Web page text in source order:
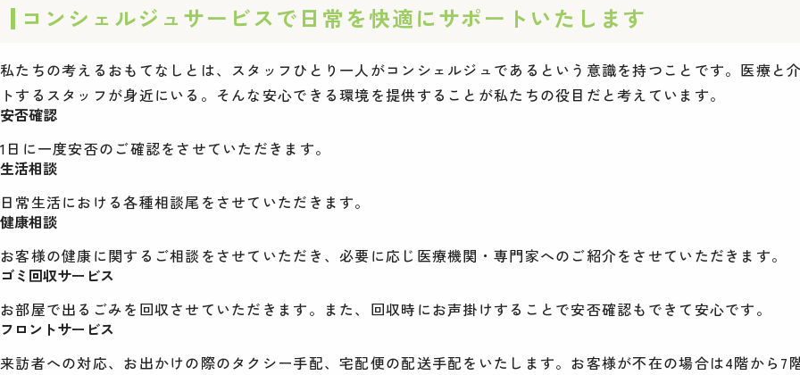
コンシェルジュサービスで日常を快適にサポートいたします
私たちの考えるおもてなしとは、スタッフひとり一人がコンシェルジュであるという意識を持つことです。医療と
トするスタッフが身近にいる。そんな安心できる環境を提供することが私たちの役目だと考えています。
安否確認
1日に一度安否のご確認をさせていただきます。
生活相談
日常生活における各種相談尾をさせていただきます。
健康相談
お客様の健康に関するご相談をさせていただき、必要に応じ医療機関・専門家へのご紹介をさせていただきます。
ゴミ回収サービス
お部屋で出るごみを回収させていただきます。また、回収時にお声掛けすることで安否確認もできて安心です。
フロントサービス
来訪者への対応、お出かけの際のタクシー手配、宅配便の配送手配をいたします。お客様が不在の場合は4階から